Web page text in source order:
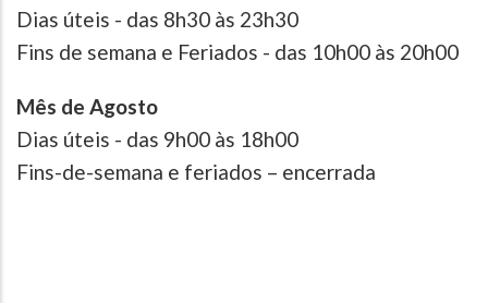
Dias úteis - das 8h30 às 23h30
Fins de semana e Feriados - das 10h00 às 20h00
Mês de Agosto
Dias úteis - das 9h00 às 18h00
Fins-de-semana e feriados – encerrada